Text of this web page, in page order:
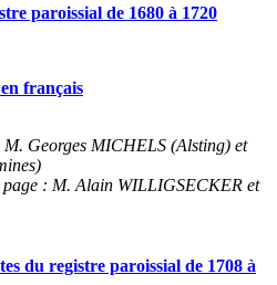
paroissial de 1680 à 1720
français
Georges MICHELS (Alsting) et
page : M. Alain WILLIGSECKER et
du registre paroissial de 1708 à